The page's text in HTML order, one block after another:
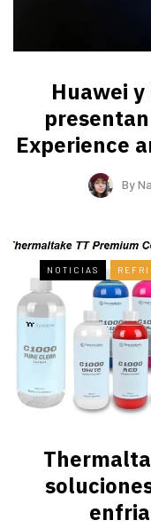
Huawei y
Experience
By
NOTICIAS